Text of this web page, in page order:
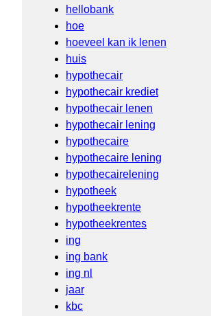
hellobank
hoe
hoeveel kan ik lenen
huis
hypothecair
hypothecair krediet
hypothecair lenen
hypothecair lening
hypothecaire
hypothecaire lening
hypothecairelening
hypotheek
hypotheekrente
hypotheekrentes
ing
ing bank
ing nl
jaar
kbc